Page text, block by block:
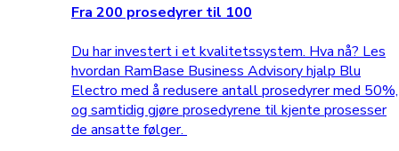
Fra 200 prosedyrer til 100
Du har investert i et kvalitetssystem. Hva nå? Les
hvordan RamBase Business Advisory hjalp Blu
Electro med å redusere antall prosedyrer med 50%,
og samtidig gjøre prosedyrene til kjente prosesser
de ansatte følger.